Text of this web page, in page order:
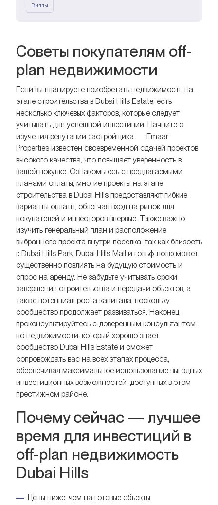
Виллы
Советы покупателям off-
plan недвижимости
Если вы планируете приобретать недвижимость на
этапе строительства в Dubai Hills Estate, есть
несколько ключевых факторов, которые следует
учитывать для успешной инвестиции. Начните с
изучения репутации застройщика — Emaar
Properties известен своевременной сдачей проектов
высокого качества, что повышает уверенность в
вашей покупке. Ознакомьтесь с предлагаемыми
планами оплаты; многие проекты на этапе
строительства в Dubai Hills предоставляют гибкие
варианты оплаты, облегчая вход на рынок для
покупателей и инвесторов впервые. Также важно
изучить генеральный план и расположение
выбранного проекта внутри поселка, так как близость
к Dubai Hills Park, Dubai Hills Mall и гольф-полю может
существенно повлиять на будущую стоимость и
спрос на аренду. Не забудьте учитывать сроки
завершения строительства и передачи объектов, а
также потенциал роста капитала, поскольку
сообщество продолжает развиваться. Наконец,
проконсультируйтесь с доверенным консультантом
по недвижимости, который хорошо знает
сообщество Dubai Hills Estate и сможет
сопровождать вас на всех этапах процесса,
обеспечивая максимальное использование выгодных
инвестиционных возможностей, доступных в этом
престижном районе.
Почему сейчас — лучшее
время для инвестиций в
off-plan недвижимость
Dubai Hills
Цены ниже, чем на готовые объекты.